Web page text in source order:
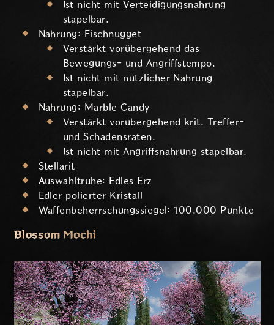
Ist nicht mit Verteidigungsnahrung
stapelbar.
Nahrung: Fischnugget
Verstärkt vorübergehend das
Bewegungs- und Angriffstempo.
Ist nicht mit nützlicher Nahrung
stapelbar.
Nahrung: Marble Candy
Verstärkt vorübergehend krit. Treffer-
und Schadensraten.
Ist nicht mit Angriffsnahrung stapelbar.
Stellarit
Auswahltruhe: Edles Erz
Edler polierter Kristall
Waffenbeherrschungssiegel: 100.000 Punkte
Blossom Mochi